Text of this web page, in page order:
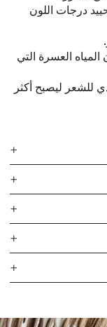
درجات اللون
العسرة التي
للشعر ليصبح أكثر
التي تحارب
عن معادن المياه
الأشعة فوق
الكرتون والزجاجة البلاستيكية المصنوعة من PCR